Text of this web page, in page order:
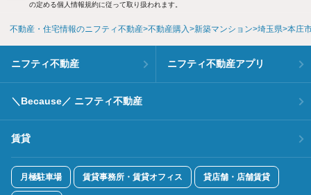
の定める個人情報規約に従って取り扱われます。
不動産・住宅情報のニフティ不動産 不動産購入 新築マンション 埼玉県 本庄
ニフティ不動産 ニフティ不動産アプリ
＼Because／ ニフティ不動産
賃貸
月極駐車場 賃貸事務所・賃貸オフィス 貸店舗・店舗賃貸